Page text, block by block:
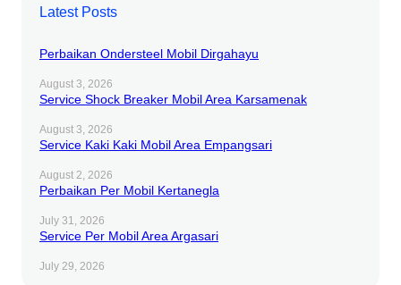
Latest Posts
Perbaikan Ondersteel Mobil Dirgahayu
August 3, 2026
Service Shock Breaker Mobil Area Karsamenak
August 3, 2026
Service Kaki Kaki Mobil Area Empangsari
August 2, 2026
Perbaikan Per Mobil Kertanegla
July 31, 2026
Service Per Mobil Area Argasari
July 29, 2026